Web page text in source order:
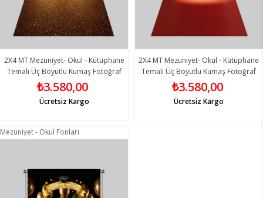
2X4 MT Mezuniyet- Okul - Kütüphane
Temalı Üç Boyutlu Kumaş Fotoğraf
Fonları 19 - Fabric Photography
Backdrop
₺3.580,00
Ücretsiz Kargo
2X4 MT Mezuniyet- Okul - Kütüphane
Temalı Üç Boyutlu Kumaş Fotoğraf
Fonları 20 - Fabric Photography
Backdrop
₺3.580,00
Ücretsiz Kargo
Mezuniyet - Okul Fonları